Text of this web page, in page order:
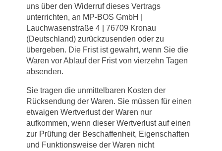
uns über den Widerruf dieses Vertrags
unterrichten, an MP-BOS GmbH |
Lauchwasenstraße 4 | 76709 Kronau
(Deutschland) zurückzusenden oder zu
übergeben. Die Frist ist gewahrt, wenn Sie die
Waren vor Ablauf der Frist von vierzehn Tagen
absenden.
Sie tragen die unmittelbaren Kosten der
Rücksendung der Waren. Sie müssen für einen
etwaigen Wertverlust der Waren nur
aufkommen, wenn dieser Wertverlust auf einen
zur Prüfung der Beschaffenheit, Eigenschaften
und Funktionsweise der Waren nicht